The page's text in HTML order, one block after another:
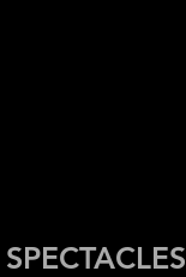
SPECTACLES